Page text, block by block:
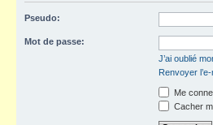
Pseudo:
Mot de passe:
J’ai oublié
Renvoyer
Me
Cacher